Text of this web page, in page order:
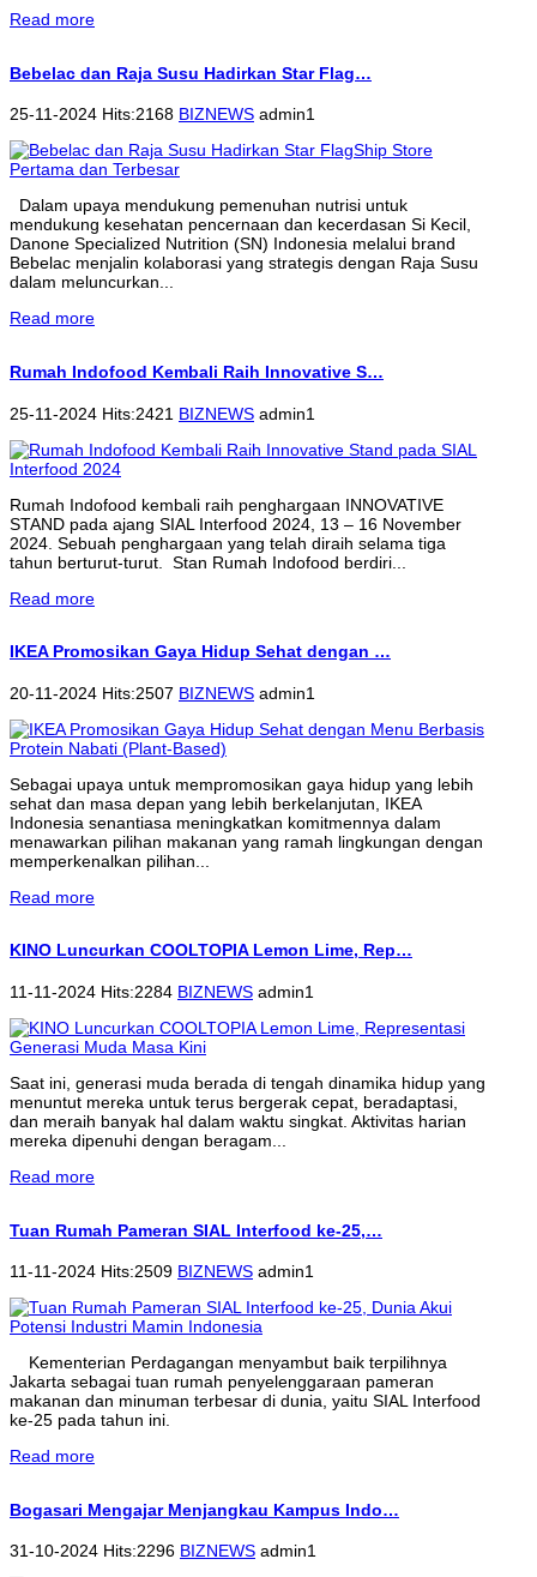
Read more
Bebelac dan Raja Susu Hadirkan Star Flag…
25-11-2024 Hits:2168 BIZNEWS admin1
Dalam upaya mendukung pemenuhan nutrisi untuk
mendukung kesehatan pencernaan dan kecerdasan Si Kecil,
Danone Specialized Nutrition (SN) Indonesia melalui brand
Bebelac menjalin kolaborasi yang strategis dengan Raja Susu
dalam meluncurkan...
Read more
Rumah Indofood Kembali Raih Innovative S…
25-11-2024 Hits:2421 BIZNEWS admin1
Rumah Indofood kembali raih penghargaan INNOVATIVE
STAND pada ajang SIAL Interfood 2024, 13 – 16 November
2024. Sebuah penghargaan yang telah diraih selama tiga
tahun berturut-turut. Stan Rumah Indofood berdiri...
Read more
IKEA Promosikan Gaya Hidup Sehat dengan …
20-11-2024 Hits:2507 BIZNEWS admin1
Sebagai upaya untuk mempromosikan gaya hidup yang lebih
sehat dan masa depan yang lebih berkelanjutan, IKEA
Indonesia senantiasa meningkatkan komitmennya dalam
menawarkan pilihan makanan yang ramah lingkungan dengan
memperkenalkan pilihan...
Read more
KINO Luncurkan COOLTOPIA Lemon Lime, Rep…
11-11-2024 Hits:2284 BIZNEWS admin1
Saat ini, generasi muda berada di tengah dinamika hidup yang
menuntut mereka untuk terus bergerak cepat, beradaptasi,
dan meraih banyak hal dalam waktu singkat. Aktivitas harian
mereka dipenuhi dengan beragam...
Read more
Tuan Rumah Pameran SIAL Interfood ke-25,…
11-11-2024 Hits:2509 BIZNEWS admin1
Kementerian Perdagangan menyambut baik terpilihnya
Jakarta sebagai tuan rumah penyelenggaraan pameran
makanan dan minuman terbesar di dunia, yaitu SIAL Interfood
ke-25 pada tahun ini.
Read more
Bogasari Mengajar Menjangkau Kampus Indo…
31-10-2024 Hits:2296 BIZNEWS admin1